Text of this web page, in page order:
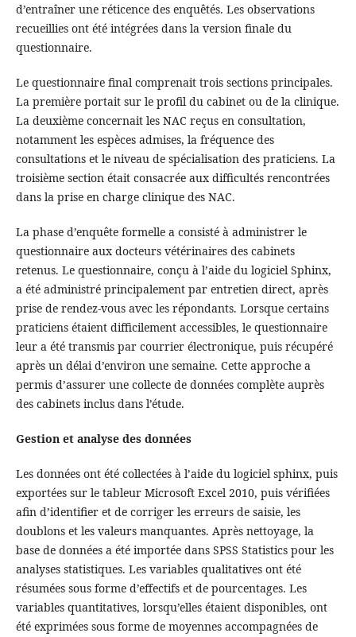
d’entraîner une réticence des enquêtés. Les observations
recueillies ont été intégrées dans la version finale du
questionnaire.
Le questionnaire final comprenait trois sections principales.
La première portait sur le profil du cabinet ou de la clinique.
La deuxième concernait les NAC reçus en consultation,
notamment les espèces admises, la fréquence des
consultations et le niveau de spécialisation des praticiens. La
troisième section était consacrée aux difficultés rencontrées
dans la prise en charge clinique des NAC.
La phase d’enquête formelle a consisté à administrer le
questionnaire aux docteurs vétérinaires des cabinets
retenus. Le questionnaire, conçu à l’aide du logiciel Sphinx,
a été administré principalement par entretien direct, après
prise de rendez-vous avec les répondants. Lorsque certains
praticiens étaient difficilement accessibles, le questionnaire
leur a été transmis par courrier électronique, puis récupéré
après un délai d’environ une semaine. Cette approche a
permis d’assurer une collecte de données complète auprès
des cabinets inclus dans l’étude.
Gestion et analyse des données
Les données ont été collectées à l’aide du logiciel sphinx, puis
exportées sur le tableur Microsoft Excel 2010, puis vérifiées
afin d’identifier et de corriger les erreurs de saisie, les
doublons et les valeurs manquantes. Après nettoyage, la
base de données a été importée dans SPSS Statistics pour les
analyses statistiques. Les variables qualitatives ont été
résumées sous forme d’effectifs et de pourcentages. Les
variables quantitatives, lorsqu’elles étaient disponibles, ont
été exprimées sous forme de moyennes accompagnées de